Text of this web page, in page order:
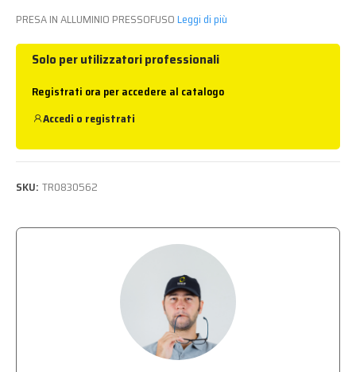
PRESA IN ALLUMINIO PRESSOFUSOLeggi di più
Solo per utilizzatori professionali
Registrati ora per accedere al catalogo
Accedi o registrati
SKU: TR0830562